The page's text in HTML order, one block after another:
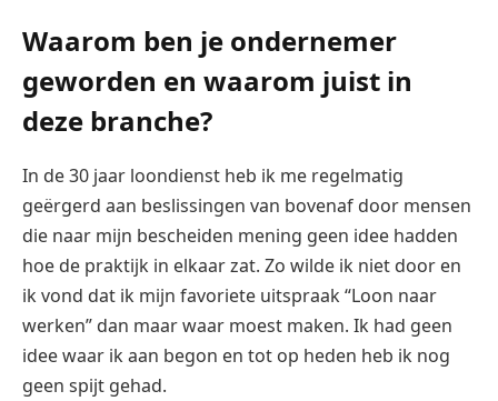
Waarom ben je ondernemer
geworden en waarom juist in
deze branche?
In de 30 jaar loondienst heb ik me regelmatig
geërgerd aan beslissingen van bovenaf door mensen
die naar mijn bescheiden mening geen idee hadden
hoe de praktijk in elkaar zat. Zo wilde ik niet door en
ik vond dat ik mijn favoriete uitspraak “Loon naar
werken” dan maar waar moest maken. Ik had geen
idee waar ik aan begon en tot op heden heb ik nog
geen spijt gehad.